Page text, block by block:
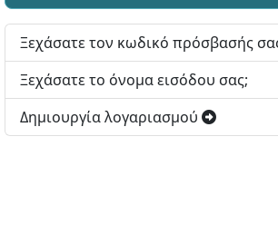
Ξεχάσατε τον κωδικό πρόσβασής
Ξεχάσατε το όνομα εισόδου σας;
Δημιουργία λογαριασμού